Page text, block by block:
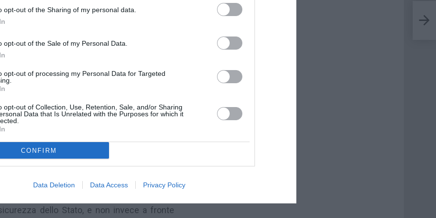
opt-out of the Sharing of my personal data.
opt-out of the Sale of my Personal Data.
opt-out of processing my Personal Data for Targeted
opt-out of Collection, Use, Retention, Sale, and/or Sharing
Data that Is Unrelated with the Purposes for which it
CONFIRM
Data Deletion Data Access Privacy Policy
stranieri che avevano chiesto un
carta di soggiorno. La Questura ha preteso
reddito previsti per il primo rilascio e, in
versati ecc, è arrivato il diniego.
economica.
arrivata la legge, fatta valere qualche
della Lombardia. Il giudice ha dato
aver lavorato a lungo come custode non
e ha dato torto alla Questura, che gli
non aveva un reddito regolare.
giudice, è illegittima. Sia le norme europee
il Testo Unico sull’immigrazione che le ha
infatti che lo “status di soggiornante
revocato solo “ qualora lo straniero sia
dello Stato, e non invece a fronte